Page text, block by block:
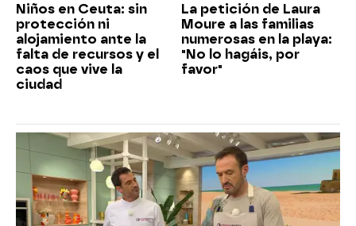
Niños en Ceuta: sin
protección ni
alojamiento ante la
falta de recursos y el
caos que vive la
ciudad
La petición de Laura
Moure a las familias
numerosas en la playa:
"No lo hagáis, por
favor"